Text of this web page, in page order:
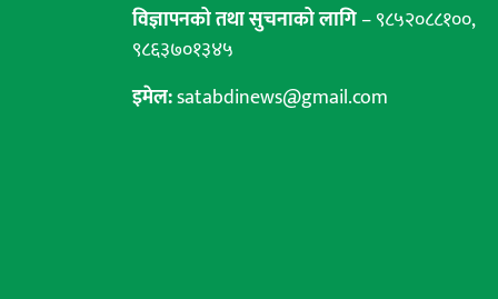
विज्ञापनको तथा सुचनाको लागि– ९८५२०८८१००,
९८६३७०१३४५
इमेल:satabdinews@gmail.com